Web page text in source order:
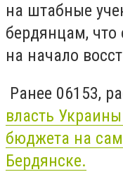
на штабные
бердянцам, что
на начало
Ранее 06153,
власть
бюджета на
Бердянске.